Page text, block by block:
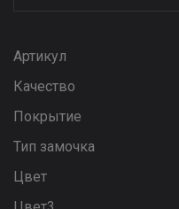
Артикул
Качество
Покрытие
Тип замочка
Цвет